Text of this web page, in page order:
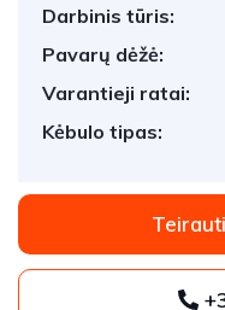
Darbinis tūris:
Pavarų dėžė:
Varantieji ratai:
Kėbulo tipas: